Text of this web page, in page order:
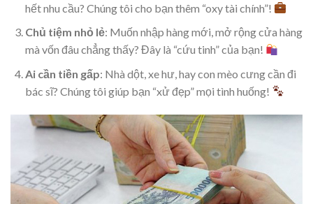
hết nhu cầu? Chúng tôi cho bạn thêm “oxy tài chính”!
Chủ tiệm nhỏ lẻ: Muốn nhập hàng mới, mở rộng cửa hàng
mà vốn đâu chẳng thấy? Đây là “cứu tinh” của bạn!
Ai cần tiền gấp: Nhà dột, xe hư, hay con mèo cưng cần đi
bác sĩ? Chúng tôi giúp bạn “xử đẹp” mọi tình huống!